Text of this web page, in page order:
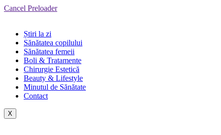
Cancel Preloader
Știri la zi
Sănătatea copilului
Sănătatea femeii
Boli & Tratamente
Chirurgie Estetică
Beauty & Lifestyle
Minutul de Sănătate
Contact
X